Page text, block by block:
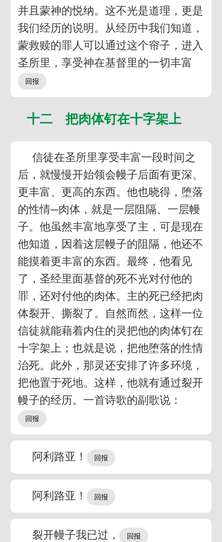
并且蒙神的悦纳。这不光是道理，更是
我们经历的说明。从经历中我们知道，
蒙救赎的罪人可以通过这个帘子，进入
圣所里，享受神在基督里的一切丰富
十二 把肉体钉在十字架上
信徒在圣所里享受丰富一段时间之
后，就慢慢开始领会幔子后面有更深、
更丰富、更高的东西。他也晓得，堕落
的性情─肉体，就是一层阻隔、一层幔
子。他虽然丰富地享受了主，可是现在
他知道，因着这层幔子的阻隔，他还不
能摸着更丰富的东西。最终，他看见
了，圣经里面基督的死不光对付他的
罪，还对付他的肉体。主的死已经把肉
体裂开、撕裂了。自然而然，这样一位
信徒就能藉着内住的灵把他的肉体钉在
十字架上；也就是说，把他堕落的性情
治死。此外，那灵还安排了许多环境，
把他置于死地。这样，他就有通过裂开
幔子的经历。一首诗歌的副歌说：
阿利路亚！
阿利路亚！
裂开幔子我已过，